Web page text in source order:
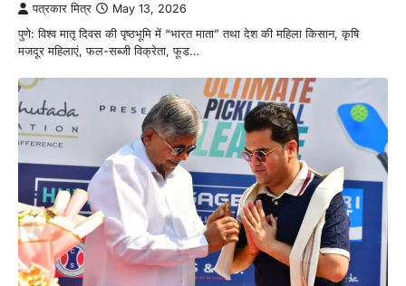
पत्रकार मित्र May 13, 2026
पुणे: विश्व मातृ दिवस की पृष्ठभूमि में “भारत माता” तथा देश की महिला किसान, कृषि
मजदूर महिलाएं, फल-सब्जी विक्रेता, फूड…